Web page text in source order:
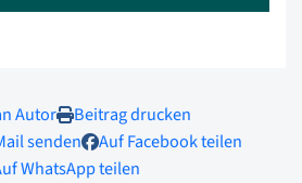
Autor
Beitrag drucken
senden
Auf Facebook teilen
WhatsApp teilen